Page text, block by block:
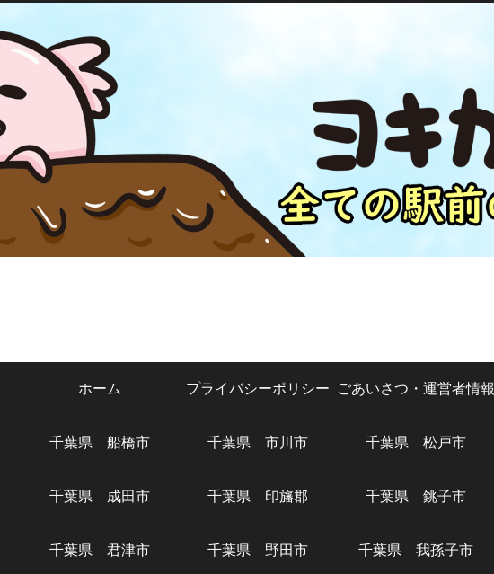
ホーム プライバシーポリシー ごあいさつ・運営者情報
千葉県 船橋市 千葉県 市川市 千葉県 松戸市
千葉県 成田市 千葉県 印旛郡 千葉県 銚子市
千葉県 君津市 千葉県 野田市 千葉県 我孫子市